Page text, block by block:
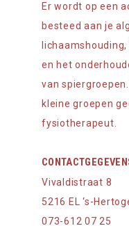
Er wordt op een
besteed aan je
en het
van
kleine groepen
fysiotherapeut.
Vivaldistraat 8
5216 EL ‘s-
073-612 07 25